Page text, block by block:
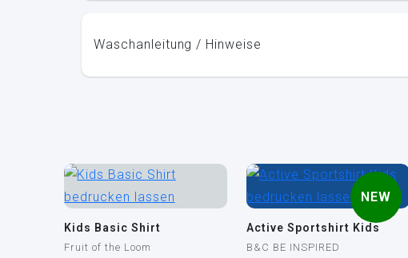
Waschanleitung / Hinweise
Kids Basic Shirt
Fruit of the Loom
NEW
Active Sportshirt Kids
B&C BE INSPIRED